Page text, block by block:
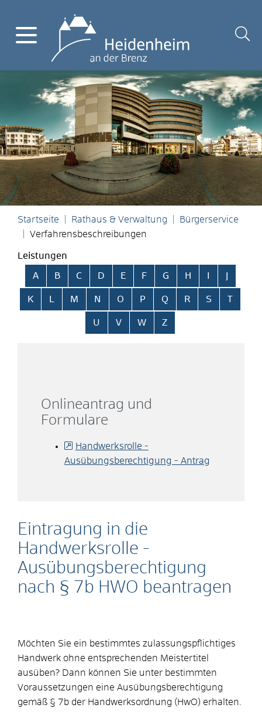
Startseite Rathaus & Verwaltung
Bürgerservice
Verfahrensbeschreibungen
Leistungen
Alphabetisches Register überspringen
A B C D E F G H
K L M N O P Q R S T
U V W Z
Eintragung in die
Handwerksrolle -
Ausübungsberechtigung
nach § 7b HWO beantragen
Möchten Sie ein bestimmtes zulassungspflichtiges
Handwerk ohne entsprechenden Meistertitel
ausüben? Dann können Sie unter bestimmten
Voraussetzungen eine Ausübungsberechtigung
gemäß § 7b der Handwerksordnung (HwO) erhalten.
Onlineantrag und
Formulare
Handwerksrolle -
Ausübungsberechtigung - Antrag